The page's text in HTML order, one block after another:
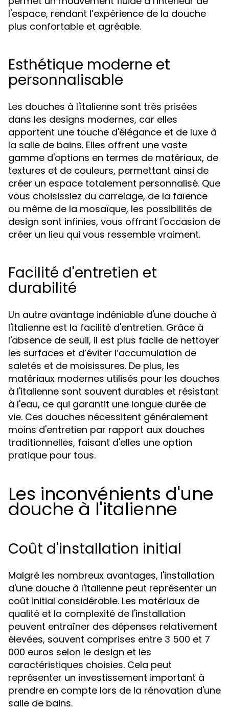
l'espace, rendant l’expérience de la douche
plus confortable et agréable.
Esthétique moderne et
personnalisable
Les douches à l'italienne sont très prisées
dans les designs modernes, car elles
apportent une touche d'élégance et de luxe à
la salle de bains. Elles offrent une vaste
gamme d'options en termes de matériaux, de
textures et de couleurs, permettant ainsi de
créer un espace totalement personnalisé. Que
vous choisissiez du carrelage, de la faïence
ou même de la mosaïque, les possibilités de
design sont infinies, vous offrant l'occasion de
créer un lieu qui vous ressemble vraiment.
Facilité d'entretien et
durabilité
Un autre avantage indéniable d'une douche à
l'italienne est la facilité d'entretien. Grâce à
l'absence de seuil, il est plus facile de nettoyer
les surfaces et d’éviter l’accumulation de
saletés et de moisissures. De plus, les
matériaux modernes utilisés pour les douches
à l'italienne sont souvent durables et résistant
à l'eau, ce qui garantit une longue durée de
vie. Ces douches nécessitent généralement
moins d'entretien par rapport aux douches
traditionnelles, faisant d'elles une option
pratique pour tous.
Les inconvénients d'une
douche à l'italienne
Coût d'installation initial
Malgré les nombreux avantages, l'installation
d'une douche à l'italienne peut représenter un
coût initial considérable. Les matériaux de
qualité et la complexité de l'installation
peuvent entraîner des dépenses relativement
élevées, souvent comprises entre 3 500 et 7
000 euros selon le design et les
caractéristiques choisies. Cela peut
représenter un investissement important à
prendre en compte lors de la rénovation d'une
salle de bains.